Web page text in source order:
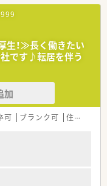
舗を展開する東証プラ
長性が大きな魅力です。
じっくり向き合う服薬
を企業として推進してい
、実施率90%を誇る豊
の医療を提供します。
ら最大700万円までの高
、ワークライフバランス
定して働けます。
修プログラムが用意さ
方に最適な環境です。
生！≫長く働きたい
です♪転居を伴う
加
可 ブランク可 住宅補助(手当)あり